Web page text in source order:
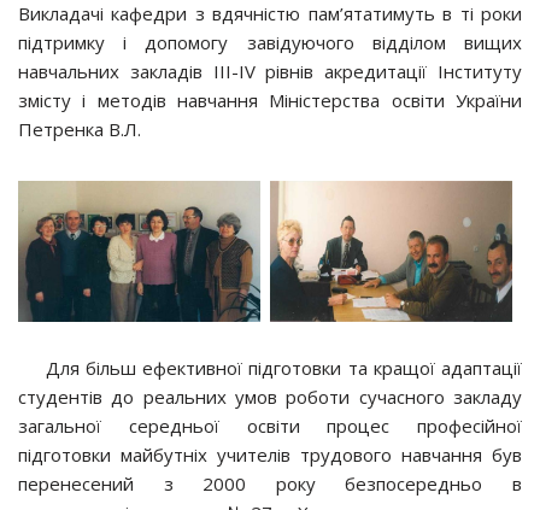
Викладачі кафедри з вдячністю пам’ятатимуть в ті роки
підтримку і допомогу завідуючого відділом вищих
навчальних закладів ІІІ-ІV рівнів акредитації Інституту
змісту і методів навчання Міністерства освіти України
Петренка В.Л.
Для більш ефективної підготовки та кращої адаптації
студентів до реальних умов роботи сучасного закладу
загальної середньої освіти процес професійної
підготовки майбутніх учителів трудового навчання був
перенесений з 2000 року безпосередньо в